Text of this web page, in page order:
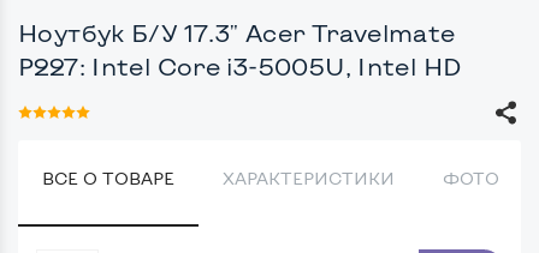
Ноутбук Б/У 17.3" Acer Travelmate
P227: Intel Core i3-5005U, Intel HD
ВСЕ О ТОВАРЕ ХАРАКТЕРИСТИКИ ФОТО